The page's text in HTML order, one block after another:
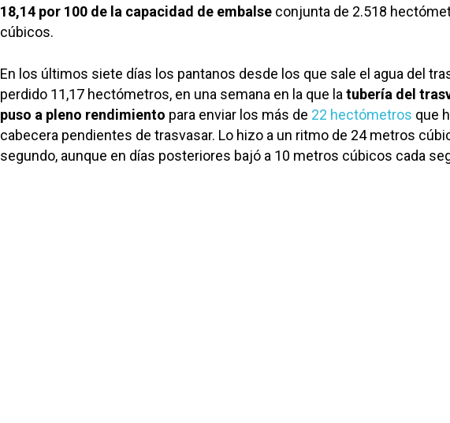
18,14 por 100 de la capacidad de embalse conjunta de 2.518
cúbicos.
En los últimos siete días los pantanos desde los que sale el agua del
perdido 11,17 hectómetros, en una semana en la que la tubería del
puso a pleno rendimiento para enviar los más de 22 hectómetros que
cabecera pendientes de trasvasar. Lo hizo a un ritmo de 24 metros
segundo, aunque en días posteriores bajó a 10 metros cúbicos cada